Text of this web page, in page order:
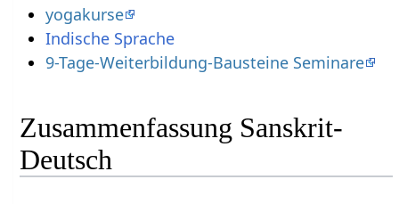
yogakurse
Indische Sprache
9-Tage-Weiterbildung-Bausteine Seminare
Zusammenfassung Sanskrit-
Deutsch